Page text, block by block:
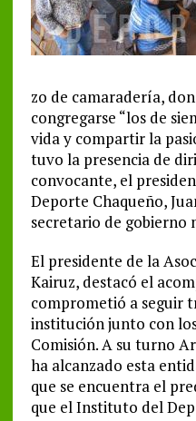
zo de camaradería,
congregarse “los de
vida y compartir la
tuvo la presencia de
convocante, el
Deporte Chaqueño,
secretario de gobierno
El presidente de la
Kairuz, destacó el
comprometió a seguir
institución junto con
Comisión. A su turno
ha alcanzado esta
que se encuentra el
que el Instituto del